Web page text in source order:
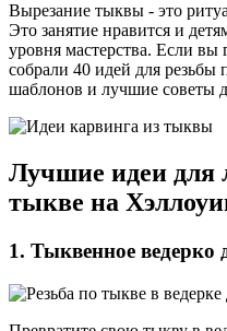
Вырезание тыквы - это
Это занятие нравится и
уровня мастерства. Если
собрали 40 идей для резьбы
шаблонов и лучшие советы
Лучшие идеи для
тыкве на
1. Тыквенное ведерко